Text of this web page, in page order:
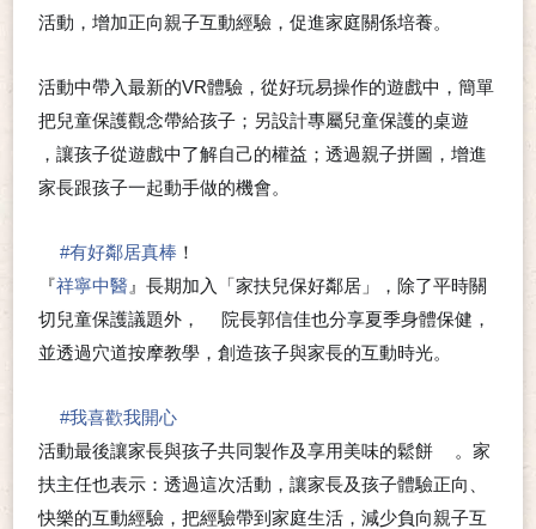
活動，增加正向親子互動經驗，促進家庭關係培養。
活動中帶入最新的VR體驗，從好玩易操作的遊戲中，簡單
把兒童保護觀念帶給孩子；另設計專屬兒童保護的桌遊
，讓孩子從遊戲中了解自己的權益；透過親子拼圖，增進
家長跟孩子一起動手做的機會。
#有好鄰居真棒 ！
『祥寧中醫 』長期加入「家扶兒保好鄰居」，除了平時關
切兒童保護議題外，
👨‍⚕院長郭信佳也分享夏季身體保健，
並透過穴道按摩教學，創造孩子與家長的互動時光。
#我喜歡我開心
活動最後讓家長與孩子共同製作及享用美味的鬆餅
。家
扶主任也表示：透過這次活動，讓家長及孩子體驗正向、
快樂的互動經驗，把經驗帶到家庭生活，減少負向親子互